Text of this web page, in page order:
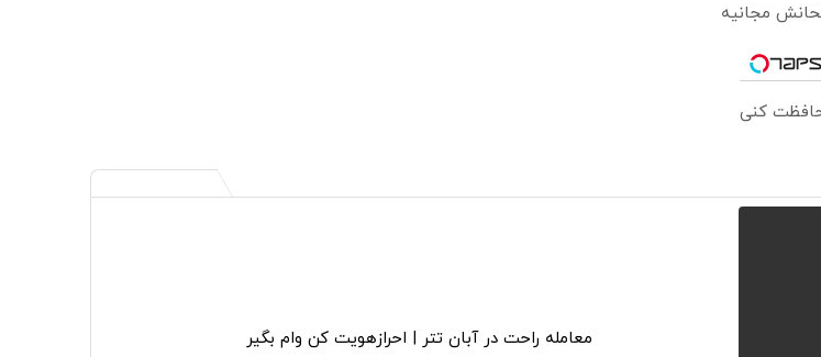
مجانیه
کنی
معامله راحت در آبان تتر | احرازهویت کن وام بگیر